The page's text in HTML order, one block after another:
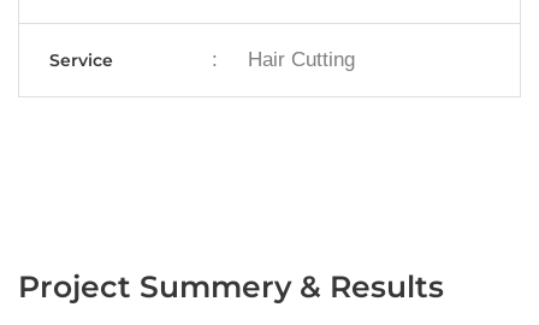
Service : Hair Cutting
Project Summery & Results